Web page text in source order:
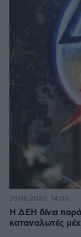
Η ΔΕΗ δίνει
καταναλωτές
29.06.2020, 14:06